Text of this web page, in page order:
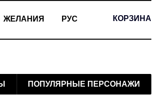
ЖЕЛАНИЯ РУС КОРЗИНА
ПОПУЛЯРНЫЕ ПЕРСОНАЖИ